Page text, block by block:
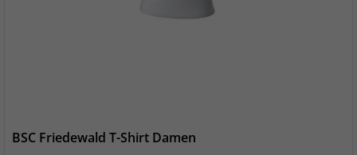
BSC Friedewald T-Shirt Damen